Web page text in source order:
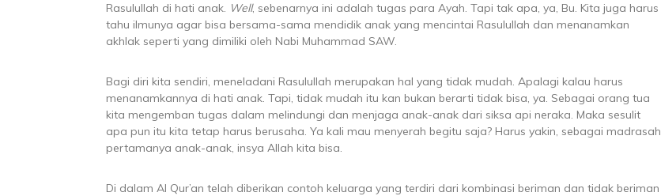
Rasulullah di hati anak. Well, sebenarnya ini adalah tugas para Ayah. Tapi tak apa, ya, Bu. Kita juga harus
tahu ilmunya agar bisa bersama-sama mendidik anak yang mencintai Rasulullah dan menanamkan
akhlak seperti yang dimiliki oleh Nabi Muhammad SAW.
Bagi diri kita sendiri, meneladani Rasulullah merupakan hal yang tidak mudah. Apalagi kalau harus
menanamkannya di hati anak. Tapi, tidak mudah itu kan bukan berarti tidak bisa, ya. Sebagai orang tua
kita mengemban tugas dalam melindungi dan menjaga anak-anak dari siksa api neraka. Maka sesulit
apa pun itu kita tetap harus berusaha. Ya kali mau menyerah begitu saja? Harus yakin, sebagai madrasah
pertamanya anak-anak, insya Allah kita bisa.
Di dalam Al Qur’an telah diberikan contoh keluarga yang terdiri dari kombinasi beriman dan tidak beriman